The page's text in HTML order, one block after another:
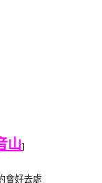
山]